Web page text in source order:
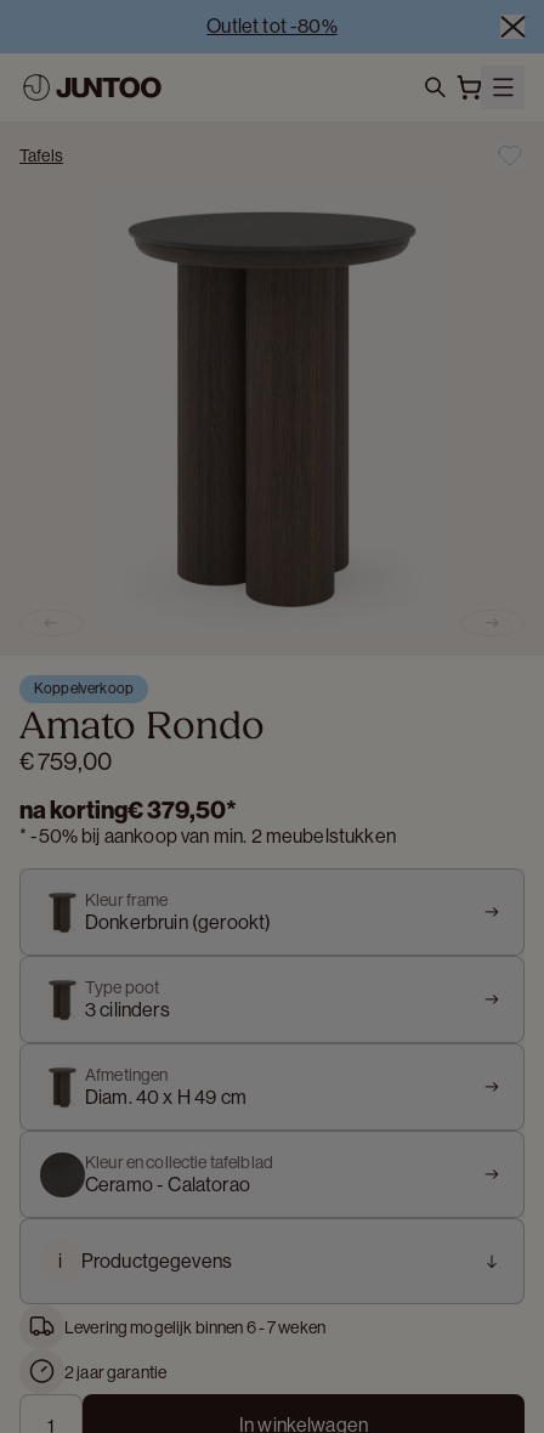
Outlet tot -80%
Uitverkoop van showroommodellen – Bezoek onze
showrooms
Tafels
Koppelverkoop
Amato Rondo
€ 759,00
na korting€ 379,50*
*-50% bij aankoop van min. 2 meubelstukken
Kleur frame
Donkerbruin (gerookt)
Type poot
3 cilinders
Afmetingen
Diam. 40 x H 49 cm
Kleur en collectie tafelblad
Ceramo - Calatorao
i Productgegevens
Levering mogelijk binnen 6 - 7 weken
2 jaar garantie
In winkelwagen